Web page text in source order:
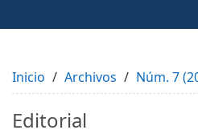
Inicio Archivos Núm. 7
Editorial